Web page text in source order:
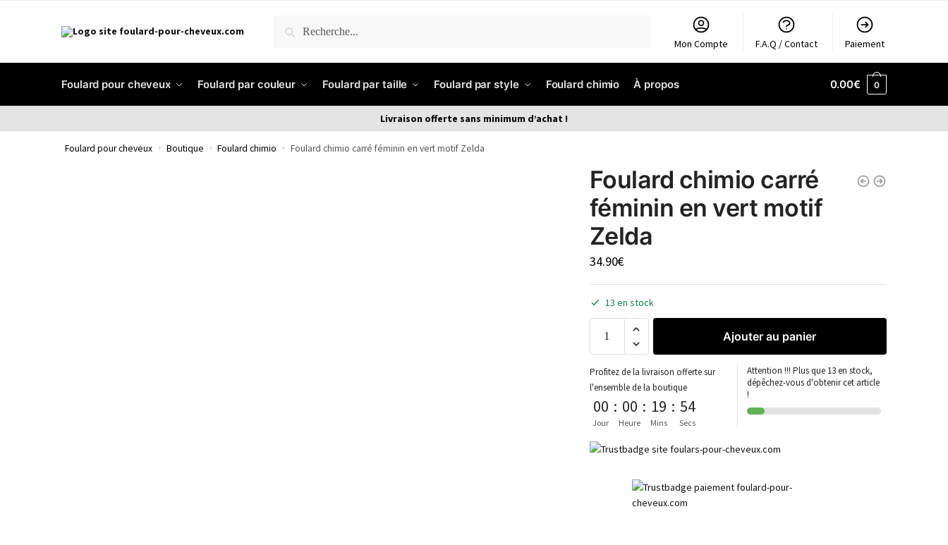
RECHERCHE
Mon Compte F.A.Q / Contact Paiement
Foulard pour cheveux Foulard par couleur Foulard par taille Foulard par style Foulard chimio À propos 0.00€ 0
Livraison offerte sans minimum d’achat !
Foulard pour cheveux » Boutique » Foulard chimio » Foulard chimio carré féminin en vert motif Zelda
Foulard chimio carré
féminin en vert motif
Zelda
34.90€
13 en stock
Ajouter au panier
Profitez de la livraison offerte sur
l'ensemble de la boutique
00
Jour
: 00
Heure
: 19
Mins
: 54
Secs
Attention !!! Plus que 13 en stock,
dépêchez-vous d'obtenir cet article
!